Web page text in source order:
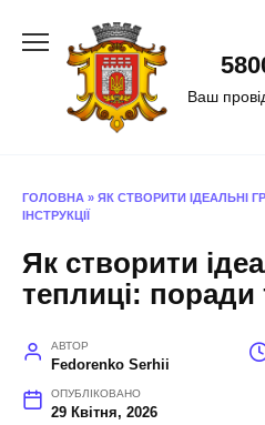
Ваш
ГОЛОВНА » ЯК СТВОРИТИ ІДЕАЛЬНІ
ІНСТРУКЦІЇ
Як створити
теплиці: поради
АВТОР
Fedorenko Serhii
ОПУБЛІКОВАНО
29 Квітня, 2026